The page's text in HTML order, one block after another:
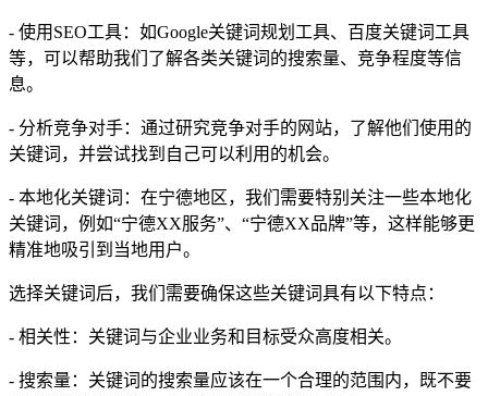
- 使用SEO工具：如Google关键词规划工具、百度关键词工具
等，可以帮助我们了解各类关键词的搜索量、竞争程度等信
息。
- 分析竞争对手：通过研究竞争对手的网站，了解他们使用的
关键词，并尝试找到自己可以利用的机会。
- 本地化关键词：在宁德地区，我们需要特别关注一些本地化
关键词，例如“宁德XX服务”、“宁德XX品牌”等，这样能够更
精准地吸引到当地用户。
选择关键词后，我们需要确保这些关键词具有以下特点：
- 相关性：关键词与企业业务和目标受众高度相关。
- 搜索量：关键词的搜索量应该在一个合理的范围内，既不要